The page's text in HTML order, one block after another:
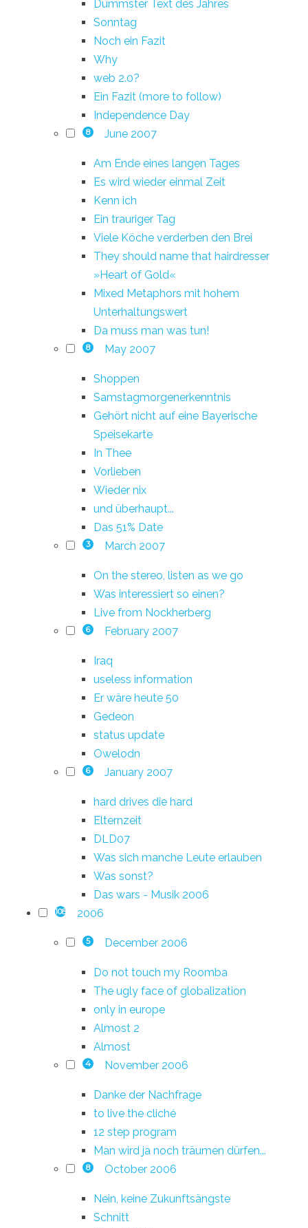
Dümmster Text des Jahres
Sonntag
Noch ein Fazit
Why
web 2.0?
Ein Fazit (more to follow)
Independence Day
8 June 2007
Am Ende eines langen Tages
Es wird wieder einmal Zeit
Kenn ich
Ein trauriger Tag
Viele Köche verderben den Brei
They should name that hairdresser
»Heart of Gold«
Mixed Metaphors mit hohem
Unterhaltungswert
Da muss man was tun!
8 May 2007
Shoppen
Samstagmorgenerkenntnis
Gehört nicht auf eine Bayerische
Speisekarte
In Thee
Vorlieben
Wieder nix
und überhaupt...
Das 51% Date
3 March 2007
On the stereo, listen as we go
Was interessiert so einen?
Live from Nockherberg
6 February 2007
Iraq
useless information
Er wäre heute 50
Gedeon
status update
Owelodn
6 January 2007
hard drives die hard
Elternzeit
DLD07
Was sich manche Leute erlauben
Was sonst?
Das wars - Musik 2006
108 2006
5 December 2006
Do not touch my Roomba
The ugly face of globalization
only in europe
Almost 2
Almost
4 November 2006
Danke der Nachfrage
to live the cliché
12 step program
Man wird ja noch träumen dürfen...
8 October 2006
Nein, keine Zukunftsängste
Schnitt